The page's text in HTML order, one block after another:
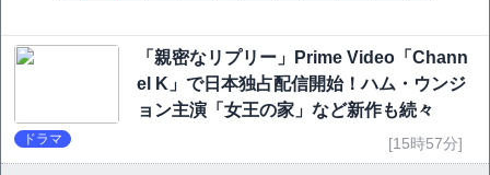
「親密なリプリー」Prime Video「Chann
el K」で日本独占配信開始！ハム・ウンジ
ョン主演「女王の家」など新作も続々
ドラマ [15時57分]